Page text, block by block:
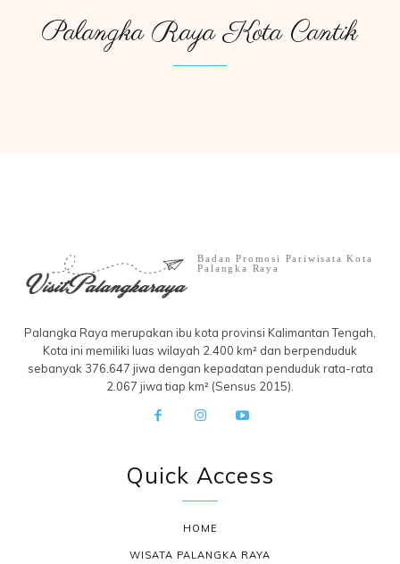
Palangka Raya Kota Cantik
Badan Promosi Pariwisata Kota
Palangka Raya
Palangka Raya merupakan ibu kota provinsi Kalimantan Tengah,
Kota ini memiliki luas wilayah 2.400 km² dan berpenduduk
sebanyak 376.647 jiwa dengan kepadatan penduduk rata-rata
2.067 jiwa tiap km² (Sensus 2015).
Quick Access
HOME
WISATA PALANGKA RAYA